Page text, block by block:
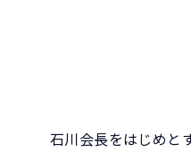
石川会長をはじめと